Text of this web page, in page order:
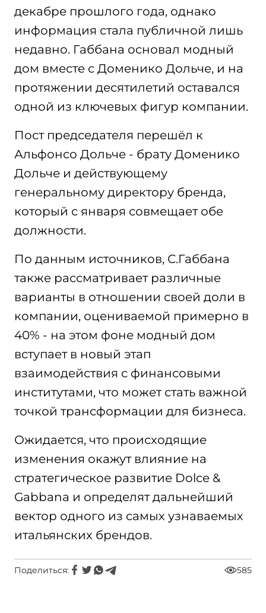
декабре прошлого года, однако
информация стала публичной лишь
недавно. Габбана основал модный
дом вместе с Доменико Дольче, и на
протяжении десятилетий оставался
одной из ключевых фигур компании.
Пост председателя перешёл к
Альфонсо Дольче - брату Доменико
Дольче и действующему
генеральному директору бренда,
который с января совмещает обе
должности.
По данным источников, С.Габбана
также рассматривает различные
варианты в отношении своей доли в
компании, оцениваемой примерно в
40% - на этом фоне модный дом
вступает в новый этап
взаимодействия с финансовыми
институтами, что может стать важной
точкой трансформации для бизнеса.
Ожидается, что происходящие
изменения окажут влияние на
стратегическое развитие Dolce &
Gabbana и определят дальнейший
вектор одного из самых узнаваемых
итальянских брендов.
Поделиться: 585